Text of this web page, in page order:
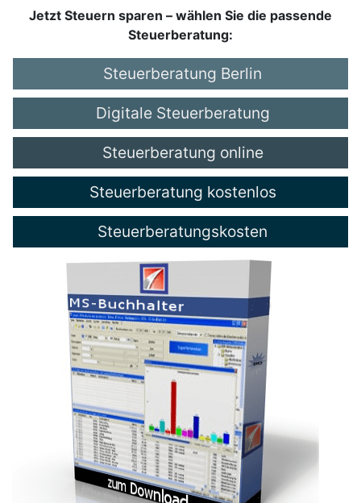
Jetzt Steuern sparen – wählen Sie die passende
Steuerberatung:
Steuerberatung Berlin
Digitale Steuerberatung
Steuerberatung online
Steuerberatung kostenlos
Steuerberatungskosten